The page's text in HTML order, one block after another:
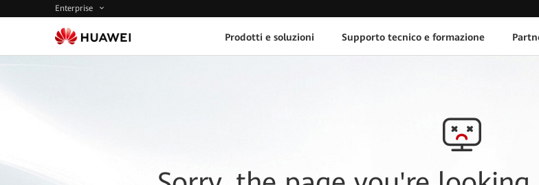
Enterprise
Prodotti e soluzioni Supporto tecnico e formazione